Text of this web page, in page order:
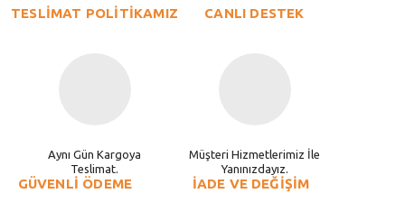
TESLİMAT POLİTİKAMIZ
Aynı Gün Kargoya
Teslimat.
CANLI DESTEK
Müşteri Hizmetlerimiz İle
Yanınızdayız.
GÜVENLİ ÖDEME İADE VE DEĞİŞİM